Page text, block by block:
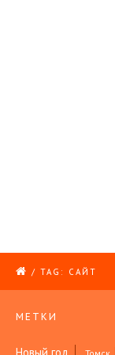
/ TAG: САЙТ
МЕТКИ
Новый год